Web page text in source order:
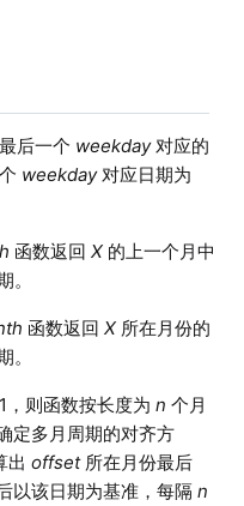
后一个 weekday对应的
weekday对应日期为
函数返回 X的上一个月中
函数返回 X所在月份的
，则函数按长度为 n 个月
定多月周期的对齐方
出 offset所在月份最后
以该日期为基准，每隔 n